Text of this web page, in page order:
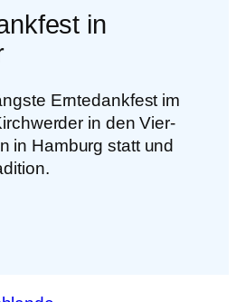
in
Erntedankfest im
in den Vier-
in Hamburg statt und